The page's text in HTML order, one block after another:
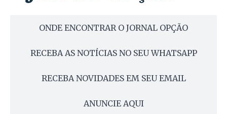
ONDE ENCONTRAR O JORNAL OPÇÃO
RECEBA AS NOTÍCIAS NO SEU WHATSAPP
RECEBA NOVIDADES EM SEU EMAIL
ANUNCIE AQUI